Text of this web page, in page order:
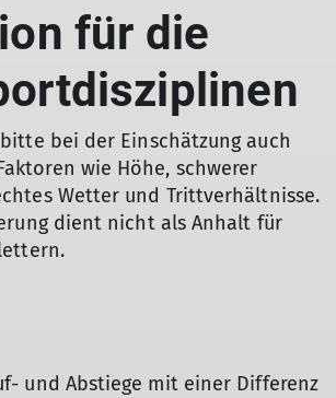
für die
bei der Einschätzung auch
wie Höhe, schwerer
Wetter und Trittverhältnisse.
dient nicht als Anhalt für
und Abstiege mit einer Differenz